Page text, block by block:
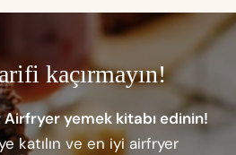
kaçırmayın!
Airfryer yemek kitabı edinin!
katılın ve en iyi airfryer